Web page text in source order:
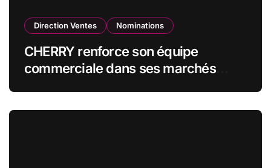
Direction Ventes Nominations
CHERRY renforce son équipe
commerciale dans ses marchés